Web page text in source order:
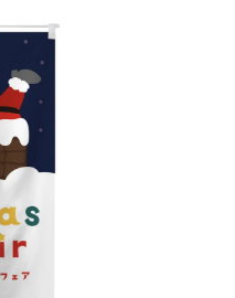
単価
合計金額
れる
す）当社の取り扱
してはデザインテン
ので、ご購入後マ
よりダウンロードし
のサイズで製作する
望の仕上がりサイズ
をプラス10ｍｍ）
い。（重要な情報な
イズから四辺内側に
たい！などのデザ
自分たちの団体の
を挿入するなどの
。
てお客様の任意の
情報などを埋め込
いているよりも右
いと思うかもしれ
向きを決めてから
でデザインをする
ません。デザイン
客様の好みもあり
客様）ができる限
つきましてはｍｍ単
的なサイズも多少の
能性があります。
つきましてはｍｍ単
的なサイズも多少の
能性があります。
に縫いこみポール
ール自体を包み込
デザインがより目
旗にも適合する加
に縫いこみポール
ール自体を包み込
デザインがより目
旗にも適合する加
。加工をすることで
り返し加工されま
裂けてしまうこと
。
償で付いてきます。
補強縫製
円 ］
般）
ポンジといわれる
薄い生地を使用し
用される生地で
側にインクが浸透